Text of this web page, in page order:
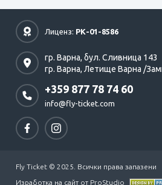
Лиценз: РК-01-8586
гр. Варна, бул. Сливница 143
гр. Варна, Летище Варна /
+359 877 78 74 60
info@fly-ticket.com
Fly Ticket © 2025. Всички права запазени
Изработка на сайт от ProStudio